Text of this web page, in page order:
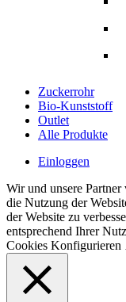
Zuckerrohr
Bio-Kunststoff
Outlet
Alle Produkte
Einloggen
Wir und unsere
die Nutzung der
der Website zu
entsprechend Ihrer
Cookies Konfigurieren